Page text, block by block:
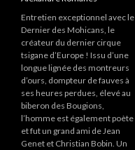
Entretien exceptionnel avec le
Dernier des Mohicans, le
créateur du dernier cirque
tsigane d’Europe ! Issu d’une
longue lignée des montreurs
d’ours, dompteur de fauves à
ses heures perdues, élevé au
biberon des Bougions,
l’homme est également poète
et fut un grand ami de Jean
Genet et Christian Bobin. Un